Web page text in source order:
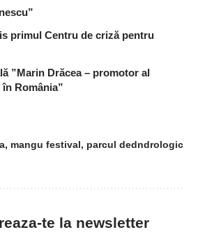
primul Centru de criză pentru
”Marin Drăcea – promotor al
România”
, mangu festival, parcul dedndrologic
te la newsletter